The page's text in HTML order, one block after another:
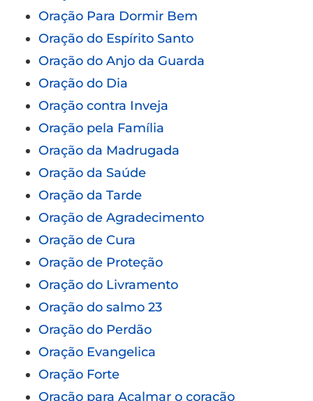
Oração Para Dormir Bem
Oração do Espírito Santo
Oração do Anjo da Guarda
Oração do Dia
Oração contra Inveja
Oração pela Família
Oração da Madrugada
Oração da Saúde
Oração da Tarde
Oração de Agradecimento
Oração de Cura
Oração de Proteção
Oração do Livramento
Oração do salmo 23
Oração do Perdão
Oração Evangelica
Oração Forte
Oração para Acalmar o coração